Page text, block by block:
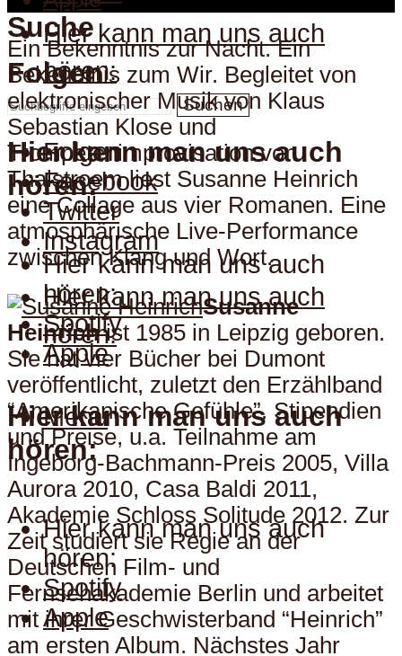
Suche
Suchen
Hier kann man uns auch
hören:
Hier kann man uns auch
hören:
Hier kann man uns auch
hören:
Spotify
Apple
Menu
Folgen
Folgen
Facebook
Twitter
Instagram
Hier kann man uns auch
hören:
Hier kann man uns auch
hören:
Hier kann man uns auch
hören:
Spotify
Apple
Ein Bekenntnis zur Nacht. Ein
Bekenntnis zum Wir. Begleitet von
elektronischer Musik von Klaus
Sebastian Klose und
Trompetenimprovisation von
Thalstroem liest Susanne Heinrich
eine Collage aus vier Romanen. Eine
atmosphärische Live-Performance
zwischen Klang und Wort.
Susanne
Heinrichist 1985 in Leipzig geboren.
Sie hat vier Bücher bei Dumont
veröffentlicht, zuletzt den Erzählband
“Amerikanische Gefühle”. Stipendien
und Preise, u.a. Teilnahme am
Ingeborg-Bachmann-Preis 2005, Villa
Aurora 2010, Casa Baldi 2011,
Akademie Schloss Solitude 2012. Zur
Zeit studiert sie Regie an der
Deutschen Film- und
Fernsehakademie Berlin und arbeitet
mit ihrer Geschwisterband “Heinrich”
am ersten Album. Nächstes Jahr